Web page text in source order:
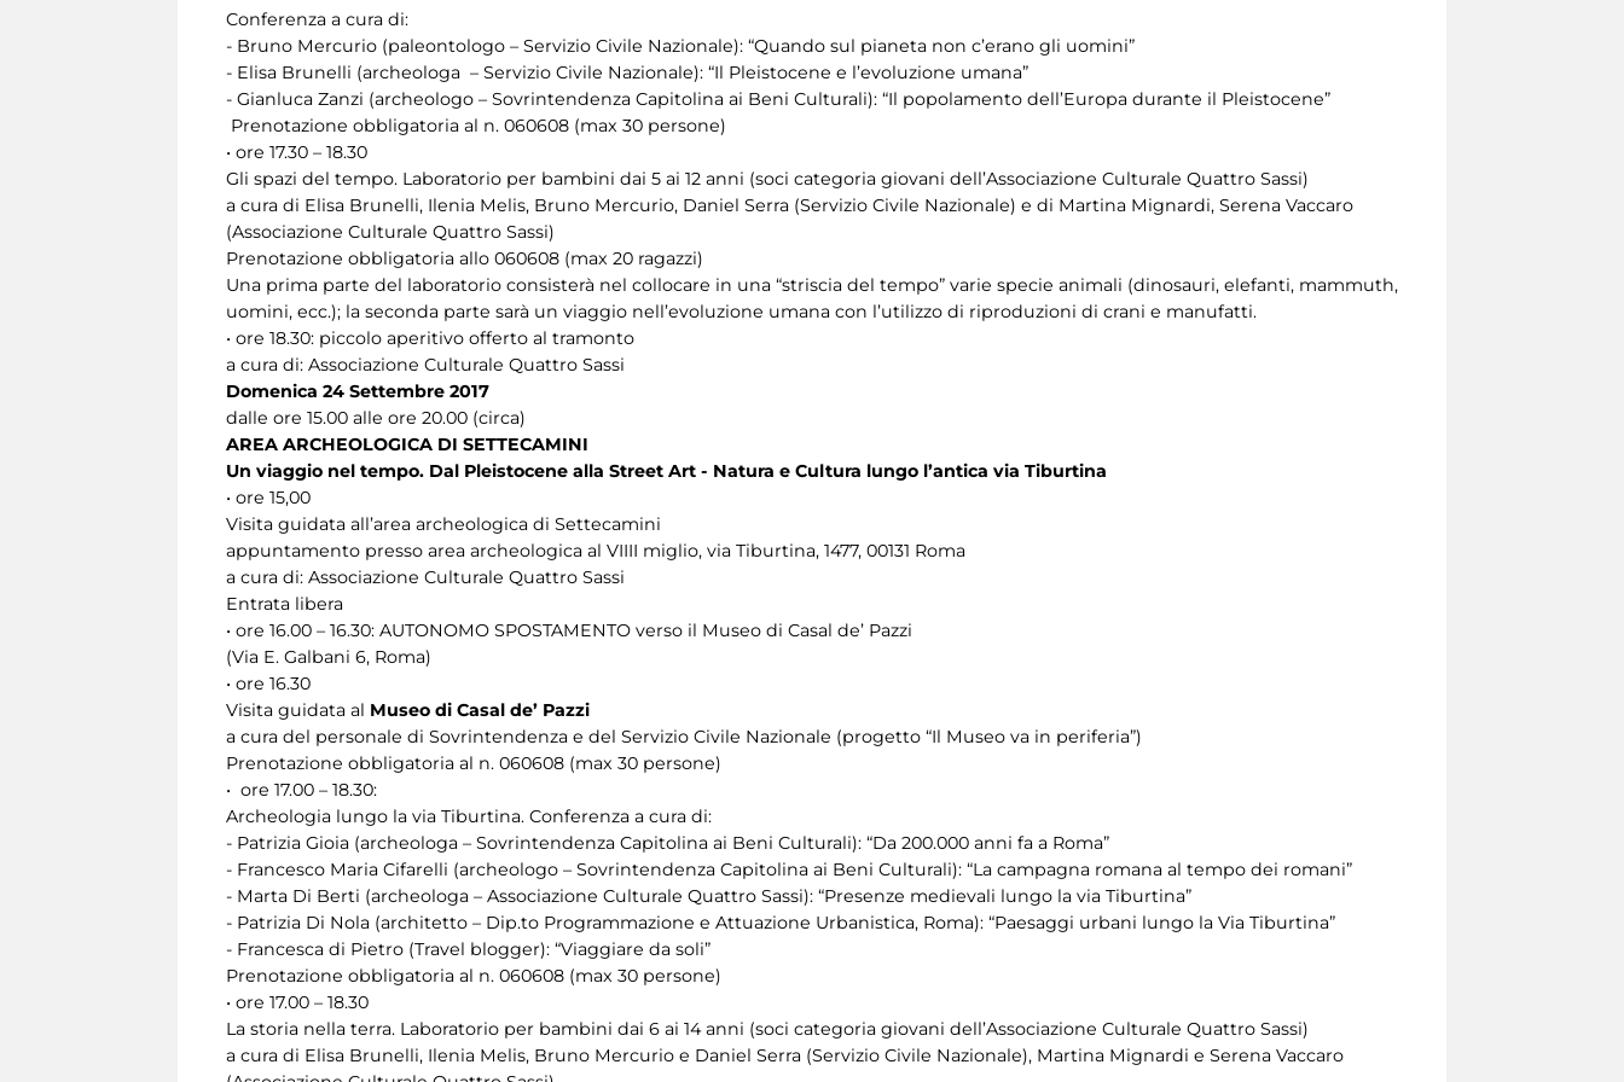
Conferenza a cura di:
- Bruno Mercurio (paleontologo – Servizio Civile Nazionale): “Quando sul pianeta non c’erano gli uomini”
- Elisa Brunelli (archeologa – Servizio Civile Nazionale): “Il Pleistocene e l’evoluzione umana”
- Gianluca Zanzi (archeologo – Sovrintendenza Capitolina ai Beni Culturali): “Il popolamento dell’Europa durante il Pleistocene”
Prenotazione obbligatoria al n. 060608 (max 30 persone)
• ore 17.30 – 18.30
Gli spazi del tempo. Laboratorio per bambini dai 5 ai 12 anni (soci categoria giovani dell’Associazione Culturale Quattro Sassi)
a cura di Elisa Brunelli, Ilenia Melis, Bruno Mercurio, Daniel Serra (Servizio Civile Nazionale) e di Martina Mignardi, Serena Vaccaro
(Associazione Culturale Quattro Sassi)
Prenotazione obbligatoria allo 060608 (max 20 ragazzi)
Una prima parte del laboratorio consisterà nel collocare in una “striscia del tempo” varie specie animali (dinosauri, elefanti, mammuth,
uomini, ecc.); la seconda parte sarà un viaggio nell’evoluzione umana con l’utilizzo di riproduzioni di crani e manufatti.
• ore 18.30: piccolo aperitivo offerto al tramonto
a cura di: Associazione Culturale Quattro Sassi
Domenica 24 Settembre 2017
dalle ore 15.00 alle ore 20.00 (circa)
AREA ARCHEOLOGICA DI SETTECAMINI
Un viaggio nel tempo. Dal Pleistocene alla Street Art - Natura e Cultura lungo l’antica via Tiburtina
• ore 15,00
Visita guidata all’area archeologica di Settecamini
appuntamento presso area archeologica al VIIII miglio, via Tiburtina, 1477, 00131 Roma
a cura di: Associazione Culturale Quattro Sassi
Entrata libera
• ore 16.00 – 16.30: AUTONOMO SPOSTAMENTO verso il Museo di Casal de’ Pazzi
(Via E. Galbani 6, Roma)
• ore 16.30
Visita guidata al Museo di Casal de’ Pazzi
a cura del personale di Sovrintendenza e del Servizio Civile Nazionale (progetto “Il Museo va in periferia”)
Prenotazione obbligatoria al n. 060608 (max 30 persone)
• ore 17.00 – 18.30:
Archeologia lungo la via Tiburtina. Conferenza a cura di:
- Patrizia Gioia (archeologa – Sovrintendenza Capitolina ai Beni Culturali): “Da 200.000 anni fa a Roma”
- Francesco Maria Cifarelli (archeologo – Sovrintendenza Capitolina ai Beni Culturali): “La campagna romana al tempo dei romani”
- Marta Di Berti (archeologa – Associazione Culturale Quattro Sassi): “Presenze medievali lungo la via Tiburtina”
- Patrizia Di Nola (architetto – Dip.to Programmazione e Attuazione Urbanistica, Roma): “Paesaggi urbani lungo la Via Tiburtina”
- Francesca di Pietro (Travel blogger): “Viaggiare da soli”
Prenotazione obbligatoria al n. 060608 (max 30 persone)
• ore 17.00 – 18.30
La storia nella terra. Laboratorio per bambini dai 6 ai 14 anni (soci categoria giovani dell’Associazione Culturale Quattro Sassi)
a cura di Elisa Brunelli, Ilenia Melis, Bruno Mercurio e Daniel Serra (Servizio Civile Nazionale), Martina Mignardi e Serena Vaccaro